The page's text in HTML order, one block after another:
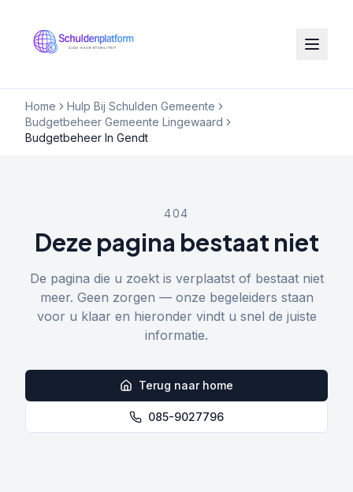
Home
Hulp Bij Schulden Gemeente
Budgetbeheer Gemeente Lingewaard
Budgetbeheer In Gendt
404
Deze pagina bestaat niet
De pagina die u zoekt is verplaatst of bestaat niet
meer. Geen zorgen — onze begeleiders staan
voor u klaar en hieronder vindt u snel de juiste
informatie.
Terug naar home
085-9027796